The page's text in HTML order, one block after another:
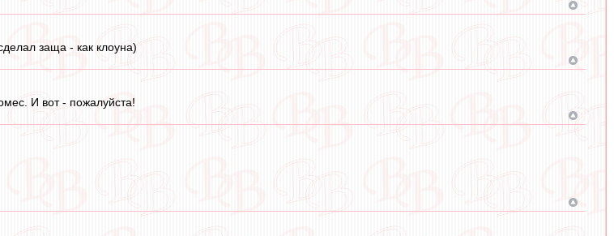
заща - как клоуна)
И вот - пожалуйста!